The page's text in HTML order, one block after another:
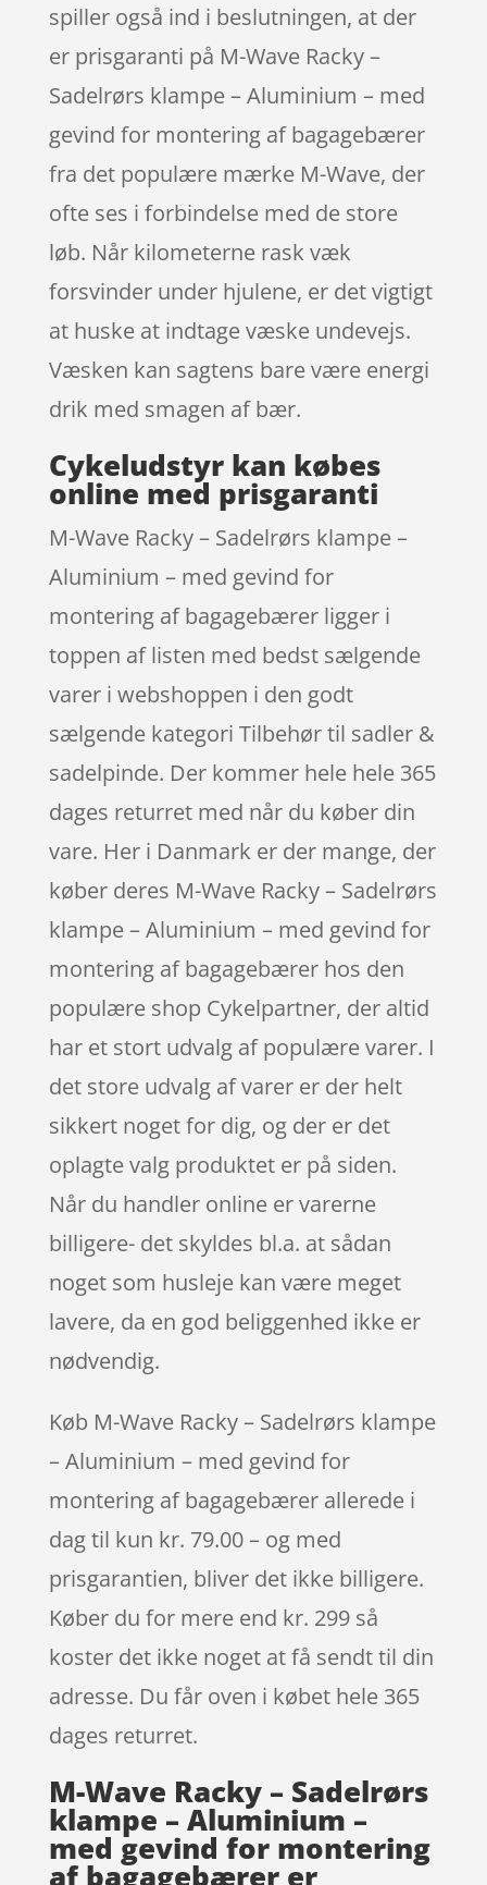
spiller også ind i beslutningen, at der
er prisgaranti på M-Wave Racky –
Sadelrørs klampe – Aluminium – med
gevind for montering af bagagebærer
fra det populære mærke M-Wave, der
ofte ses i forbindelse med de store
løb. Når kilometerne rask væk
forsvinder under hjulene, er det vigtigt
at huske at indtage væske undevejs.
Væsken kan sagtens bare være energi
drik med smagen af bær.
Cykeludstyr kan købes
online med prisgaranti
M-Wave Racky – Sadelrørs klampe –
Aluminium – med gevind for
montering af bagagebærer ligger i
toppen af listen med bedst sælgende
varer i webshoppen i den godt
sælgende kategori Tilbehør til sadler &
sadelpinde. Der kommer hele hele 365
dages returret med når du køber din
vare. Her i Danmark er der mange, der
køber deres M-Wave Racky – Sadelrørs
klampe – Aluminium – med gevind for
montering af bagagebærer hos den
populære shop Cykelpartner, der altid
har et stort udvalg af populære varer. I
det store udvalg af varer er der helt
sikkert noget for dig, og der er det
oplagte valg produktet er på siden.
Når du handler online er varerne
billigere- det skyldes bl.a. at sådan
noget som husleje kan være meget
lavere, da en god beliggenhed ikke er
nødvendig.
Køb M-Wave Racky – Sadelrørs klampe
– Aluminium – med gevind for
montering af bagagebærer allerede i
dag til kun kr. 79.00 – og med
prisgarantien, bliver det ikke billigere.
Køber du for mere end kr. 299 så
koster det ikke noget at få sendt til din
adresse. Du får oven i købet hele 365
dages returret.
M-Wave Racky – Sadelrørs
klampe – Aluminium –
med gevind for montering
af bagagebærer er